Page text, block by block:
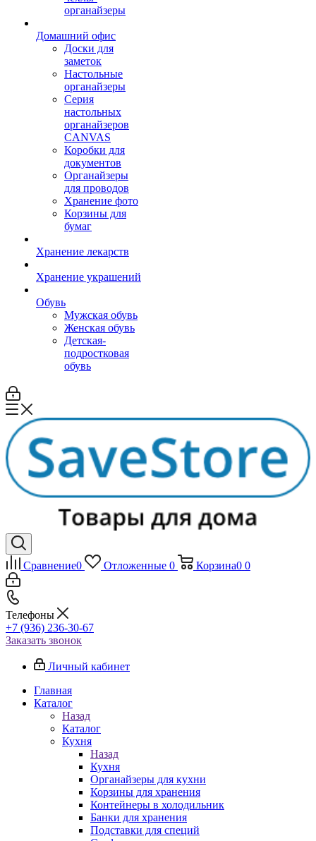
органайзеры
Домашний офис
Доски для
заметок
Настольные
органайзеры
Серия
настольных
органайзеров
CANVAS
Коробки для
документов
Органайзеры
для проводов
Хранение фото
Корзины для
бумаг
Хранение лекарств
Хранение украшений
Обувь
Мужская обувь
Женская обувь
Детская-
подростковая
обувь
Сравнение0 Отложенные 0 Корзина0 0
Телефоны
+7 (936) 236-30-67
Заказать звонок
Личный кабинет
Главная
Каталог
Назад
Каталог
Кухня
Назад
Кухня
Органайзеры для кухни
Корзины для хранения
Контейнеры в холодильник
Банки для хранения
Подставки для специй